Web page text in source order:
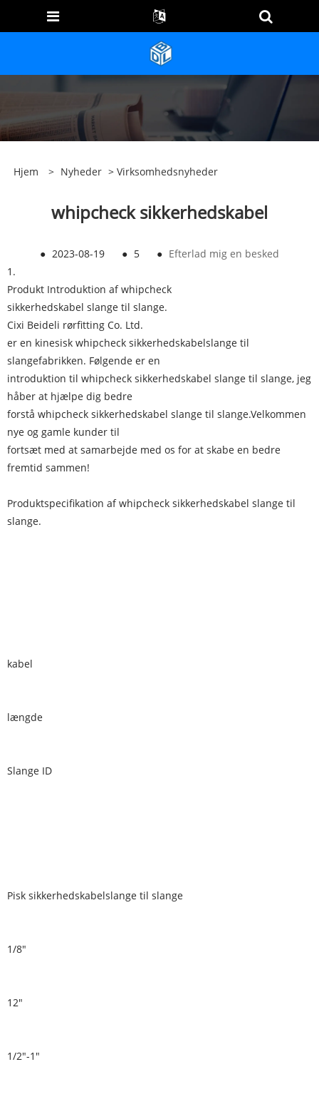
Hjem > Nyheder > Virksomhedsnyheder
whipcheck sikkerhedskabel
● 2023-08-19 ● 5 ● Efterlad mig en besked
1.
Produkt Introduktion af whipcheck
sikkerhedskabel slange til slange.
Cixi Beideli rørfitting Co. Ltd.
er en kinesisk whipcheck sikkerhedskabelslange til
slangefabrikken. Følgende er en
introduktion til whipcheck sikkerhedskabel slange til slange, jeg
håber at hjælpe dig bedre
forstå whipcheck sikkerhedskabel slange til slange.Velkommen
nye og gamle kunder til
fortsæt med at samarbejde med os for at skabe en bedre
fremtid sammen!
Produktspecifikation af whipcheck sikkerhedskabel slange til
slange.
kabel
længde
Slange ID
Pisk sikkerhedskabelslange til slange
1/8"
12"
1/2"-1"